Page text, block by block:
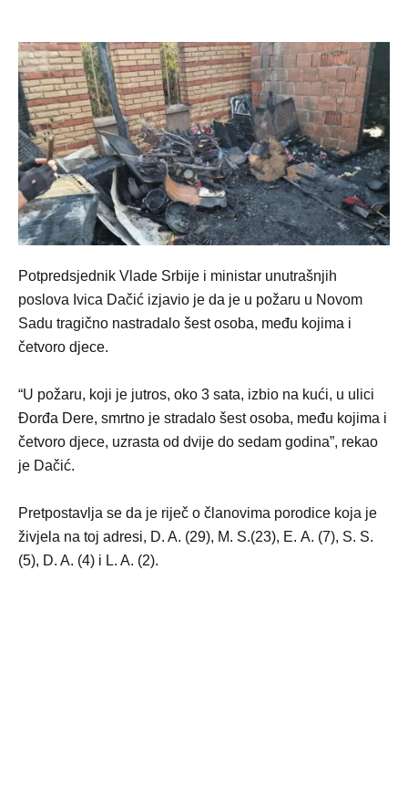
Potpredsjednik Vlade Srbije i ministar unutrašnjih
poslova Ivica Dačić izjavio je da je u požaru u Novom
Sadu tragično nastradalo šest osoba, među kojima i
četvoro djece.
“U požaru, koji je jutros, oko 3 sata, izbio na kući, u ulici
Đorđa Dere, smrtno je stradalo šest osoba, među kojima i
četvoro djece, uzrasta od dvije do sedam godina”, rekao
je Dačić.
Pretpostavlja se da je riječ o članovima porodice koja je
živjela na toj adresi, D. A. (29), M. S.(23), Е. A. (7), S. S.
(5), D. A. (4) i L. A. (2).